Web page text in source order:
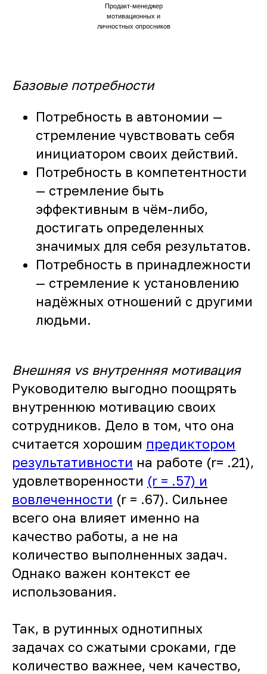
Продакт-менеджер
мотивационных и
личностных опросников
Базовые потребности
Потребность в автономии —
стремление чувствовать себя
инициатором своих действий.
Потребность в компетентности
— стремление быть
эффективным в чём-либо,
достигать определенных
значимых для себя результатов.
Потребность в принадлежности
— стремление к установлению
надёжных отношений с другими
людьми.
Внешняя vs внутренняя мотивация
Руководителю выгодно поощрять
внутреннюю мотивацию своих
сотрудников. Дело в том, что она
считается хорошим предиктором
результативности на работе (r= .21),
удовлетворенности (r = .57) и
вовлеченности (r = .67). Сильнее
всего она влияет именно на
качество работы, а не на
количество выполненных задач.
Однако важен контекст ее
использования.
Так, в рутинных однотипных
задачах со сжатыми сроками, где
количество важнее, чем качество,